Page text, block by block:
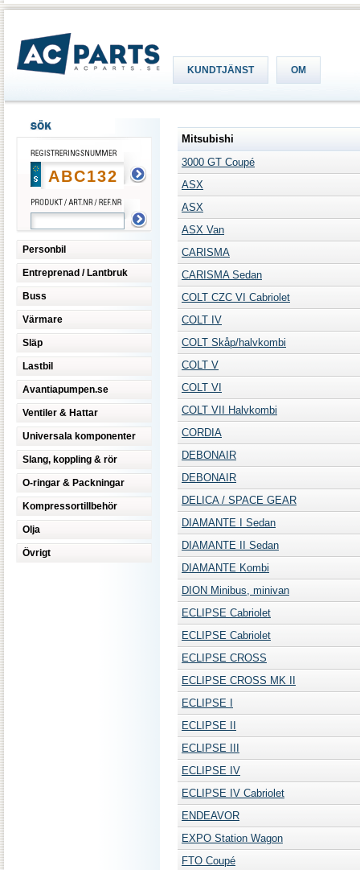
KUNDTJÄNST OM
Personbil
Entreprenad / Lantbruk
Buss
Värmare
Släp
Lastbil
Avantiapumpen.se
Ventiler & Hattar
Universala komponenter
Slang, koppling & rör
O-ringar & Packningar
Kompressortillbehör
Olja
Övrigt
Mitsubishi
3000 GT Coupé
ASX
ASX
ASX Van
CARISMA
CARISMA Sedan
COLT CZC VI Cabriolet
COLT IV
COLT Skåp/halvkombi
COLT V
COLT VI
COLT VII Halvkombi
CORDIA
DEBONAIR
DEBONAIR
DELICA / SPACE GEAR
DIAMANTE I Sedan
DIAMANTE II Sedan
DIAMANTE Kombi
DION Minibus, minivan
ECLIPSE Cabriolet
ECLIPSE Cabriolet
ECLIPSE CROSS
ECLIPSE CROSS MK II
ECLIPSE I
ECLIPSE II
ECLIPSE III
ECLIPSE IV
ECLIPSE IV Cabriolet
ENDEAVOR
EXPO Station Wagon
FTO Coupé